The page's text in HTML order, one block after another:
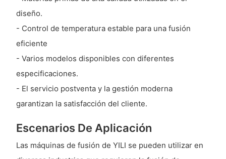
diseño.
- Control de temperatura estable para una fusión
eficiente
- Varios modelos disponibles con diferentes
especificaciones.
- El servicio postventa y la gestión moderna
garantizan la satisfacción del cliente.
Escenarios De Aplicación
Las máquinas de fusión de YILI se pueden utilizar en